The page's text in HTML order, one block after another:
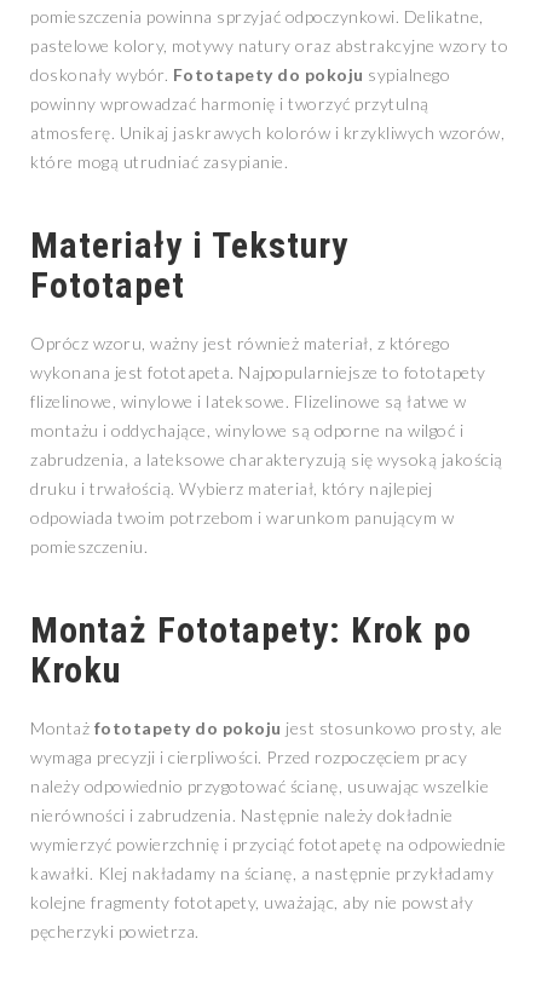
pomieszczenia powinna sprzyjać odpoczynkowi. Delikatne,
pastelowe kolory, motywy natury oraz abstrakcyjne wzory to
doskonały wybór. Fototapety do pokoju sypialnego
powinny wprowadzać harmonię i tworzyć przytulną
atmosferę. Unikaj jaskrawych kolorów i krzykliwych wzorów,
które mogą utrudniać zasypianie.
Materiały i Tekstury
Fototapet
Oprócz wzoru, ważny jest również materiał, z którego
wykonana jest fototapeta. Najpopularniejsze to fototapety
flizelinowe, winylowe i lateksowe. Flizelinowe są łatwe w
montażu i oddychające, winylowe są odporne na wilgoć i
zabrudzenia, a lateksowe charakteryzują się wysoką jakością
druku i trwałością. Wybierz materiał, który najlepiej
odpowiada twoim potrzebom i warunkom panującym w
pomieszczeniu.
Montaż Fototapety: Krok po
Kroku
Montaż fototapety do pokoju jest stosunkowo prosty, ale
wymaga precyzji i cierpliwości. Przed rozpoczęciem pracy
należy odpowiednio przygotować ścianę, usuwając wszelkie
nierówności i zabrudzenia. Następnie należy dokładnie
wymierzyć powierzchnię i przyciąć fototapetę na odpowiednie
kawałki. Klej nakładamy na ścianę, a następnie przykładamy
kolejne fragmenty fototapety, uważając, aby nie powstały
pęcherzyki powietrza.